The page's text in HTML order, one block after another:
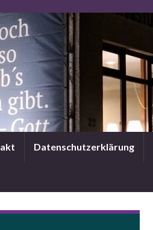
Datenschutzerklärung